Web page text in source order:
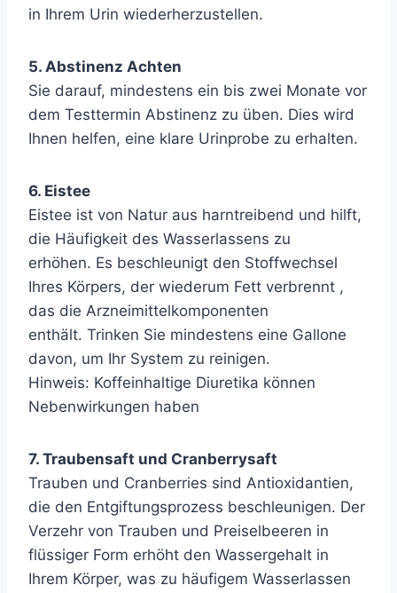
in Ihrem Urin wiederherzustellen.
5. Abstinenz Achten
Sie darauf, mindestens ein bis zwei Monate vor
dem Testtermin Abstinenz zu üben. Dies wird
Ihnen helfen, eine klare Urinprobe zu erhalten.
6. Eistee
Eistee ist von Natur aus harntreibend und hilft,
die Häufigkeit des Wasserlassens zu
erhöhen. Es beschleunigt den Stoffwechsel
Ihres Körpers, der wiederum Fett verbrennt ,
das die Arzneimittelkomponenten
enthält. Trinken Sie mindestens eine Gallone
davon, um Ihr System zu reinigen.
Hinweis: Koffeinhaltige Diuretika können
Nebenwirkungen haben
7. Traubensaft und Cranberrysaft
Trauben und Cranberries sind Antioxidantien,
die den Entgiftungsprozess beschleunigen. Der
Verzehr von Trauben und Preiselbeeren in
flüssiger Form erhöht den Wassergehalt in
Ihrem Körper, was zu häufigem Wasserlassen